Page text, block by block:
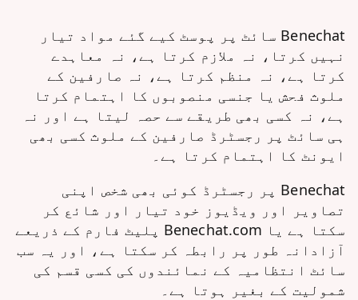
Benechat سائٹ پر پوسٹ کیے گئے مواد تیار
نہیں کرتا، نہ ملازم کرتا ہے، نہ معاہدے
کرتا ہے، نہ منظم کرتا ہے، نہ صارفین کے
ملوث فحش یا جنسی منصوبوں کا اہتمام کرتا
ہے، نہ کسی بھی طریقے سے حصہ لیتا ہے اور نہ
ہی سائٹ پر رجسٹرڈ صارفین کے ملوث کسی بھی
ایونٹ کا اہتمام کرتا ہے۔
Benechat پر رجسٹرڈ کوئی بھی شخص اپنی
تصاویر اور ویڈیوز خود تیار اور شائع کر
سکتا ہے یا Benechat.com پلیٹ فارم کے ذریعے
آزادانہ طور پر رابطہ کر سکتا ہے، اور یہ سب
سائٹ انتظامیہ کے نمائندوں کی کسی قسم کی
شمولیت کے بغیر ہوتا ہے۔